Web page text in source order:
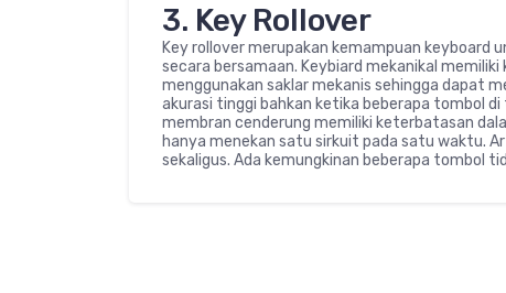
3. Key Rollover
Key rollover merupakan kemampuan
secara bersamaan. Keybiard mekanikal
menggunakan saklar mekanis sehingga dapat
akurasi tinggi bahkan ketika beberapa tombol
membran cenderung memiliki keterbatasan
hanya menekan satu sirkuit pada satu waktu.
sekaligus. Ada kemungkinan beberapa tombol